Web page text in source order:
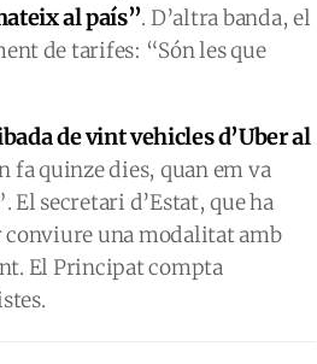
al país”. D’altra banda, el
de tarifes: “Són les que
de vint vehicles d’Uber al
fa quinze dies, quan em va
secretari d’Estat, que ha
una modalitat amb
El Principat compta